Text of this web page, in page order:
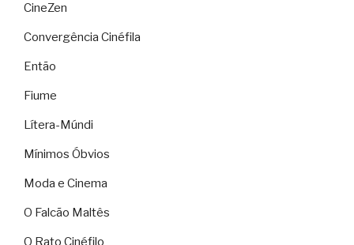
CineZen
Convergência Cinéfila
Então
Fiume
Lítera-Múndi
Mínimos Óbvios
Moda e Cinema
O Falcão Maltês
O Rato Cinéfilo